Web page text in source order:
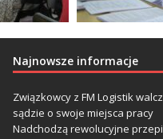
Najnowsze informacje
Związkowcy z FM Logistik
sądzie o swoje miejsca pracy
Nadchodzą rewolucyjne